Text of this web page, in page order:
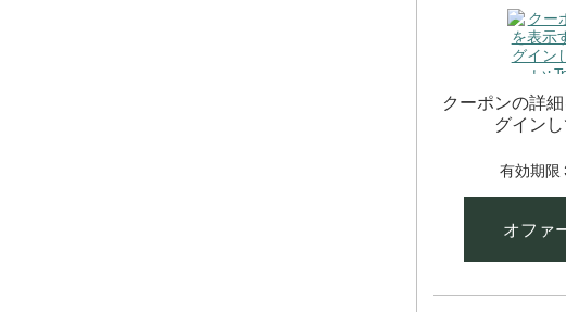
クーポンの詳
グイン
有効期限
オファ